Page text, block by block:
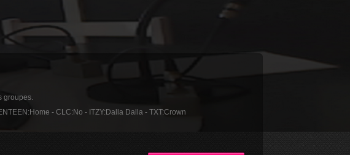
groupes.
- CLC:No - ITZY:Dalla Dalla - TXT:Crown